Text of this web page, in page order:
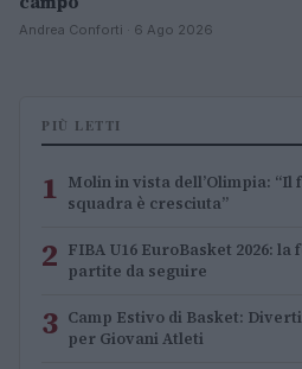
Andrea Conforti · 6 Ago 2026
PIÙ LETTI
1 Molin in vista dell’Olimpia:
squadra è cresciuta”
2 FIBA U16 EuroBasket 2026:
partite da seguire
3 Camp Estivo di Basket:
per Giovani Atleti